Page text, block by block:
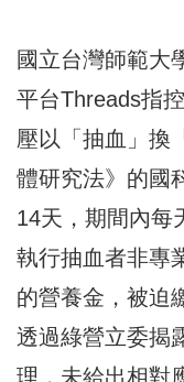
國立台灣師範大
平台Threads指
壓以「抽血」換
體研究法》的國
14天，期間內每
執行抽血者非專
的營養金，被迫
透過綠營立委揭
理，未給出相對